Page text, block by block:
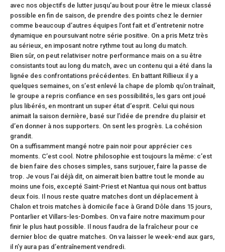
avec nos objectifs de lutter jusqu’au bout pour être le mieux classé
possible en fin de saison, de prendre des points chez le dernier
comme beaucoup d’autres équipes l’ont fait et d’entretenir notre
dynamique en poursuivant notre série positive. On a pris Metz très
au sérieux, en imposant notre rythme tout au long du match.
Bien sûr, on peut relativiser notre performance mais on a su être
consistants tout au long du match, avec un contenu qui a été dans la
lignée des confrontations précédentes. En battant Rillieux il y a
quelques semaines, on s’est enlevé la chape de plomb qu’on traînait,
le groupe a repris confiance en ses possibilités, les gars ont joué
plus libérés, en montrant un super état d’esprit. Celui qui nous
animait la saison dernière, basé sur l’idée de prendre du plaisir et
d’en donner à nos supporters. On sent les progrès. La cohésion
grandit.
On a suffisamment mangé notre pain noir pour apprécier ces
moments. C’est cool. Notre philosophie est toujours la même: c’est
de bien faire des choses simples, sans surjouer, faire la passe de
trop. Je vous l’ai déjà dit, on aimerait bien battre tout le monde au
moins une fois, excepté Saint-Priest et Nantua qui nous ont battus
deux fois. Il nous reste quatre matches dont un déplacement à
Chalon et trois matches à domicile face à Grand Dôle dans 15 jours,
Pontarlier et Villars-les-Dombes. On va faire notre maximum pour
finir le plus haut possible. Il nous faudra de la fraîcheur pour ce
dernier bloc de quatre matches. On va laisser le week-end aux gars,
il n’y aura pas d’entraînement vendredi.